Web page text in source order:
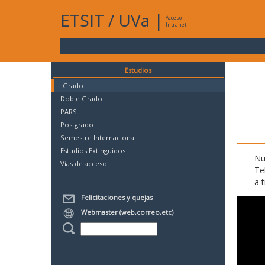
ETSIT / UVa |
Acceso
Intranet
Estudios
Grado
Doble Grado
PARS
Postgrado
Semestre Internacional
Estudios Extinguidos
Vías de acceso
Felicitaciones y quejas
Webmaster (web,correo,etc)
a